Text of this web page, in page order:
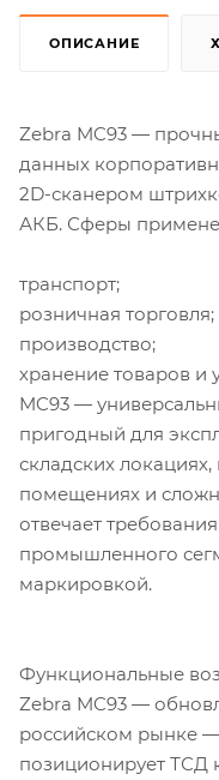
ОПИСАНИЕ
Zebra MC93 —
данных
2D-сканером
АКБ. Сферы
транспорт;
розничная торговля;
производство;
хранение товаров и
MC93 —
пригодный для
складских
помещениях и
отвечает
промышленного
маркировкой.
Функциональные
Zebra MC93 —
российском рынке
позиционирует ТСД